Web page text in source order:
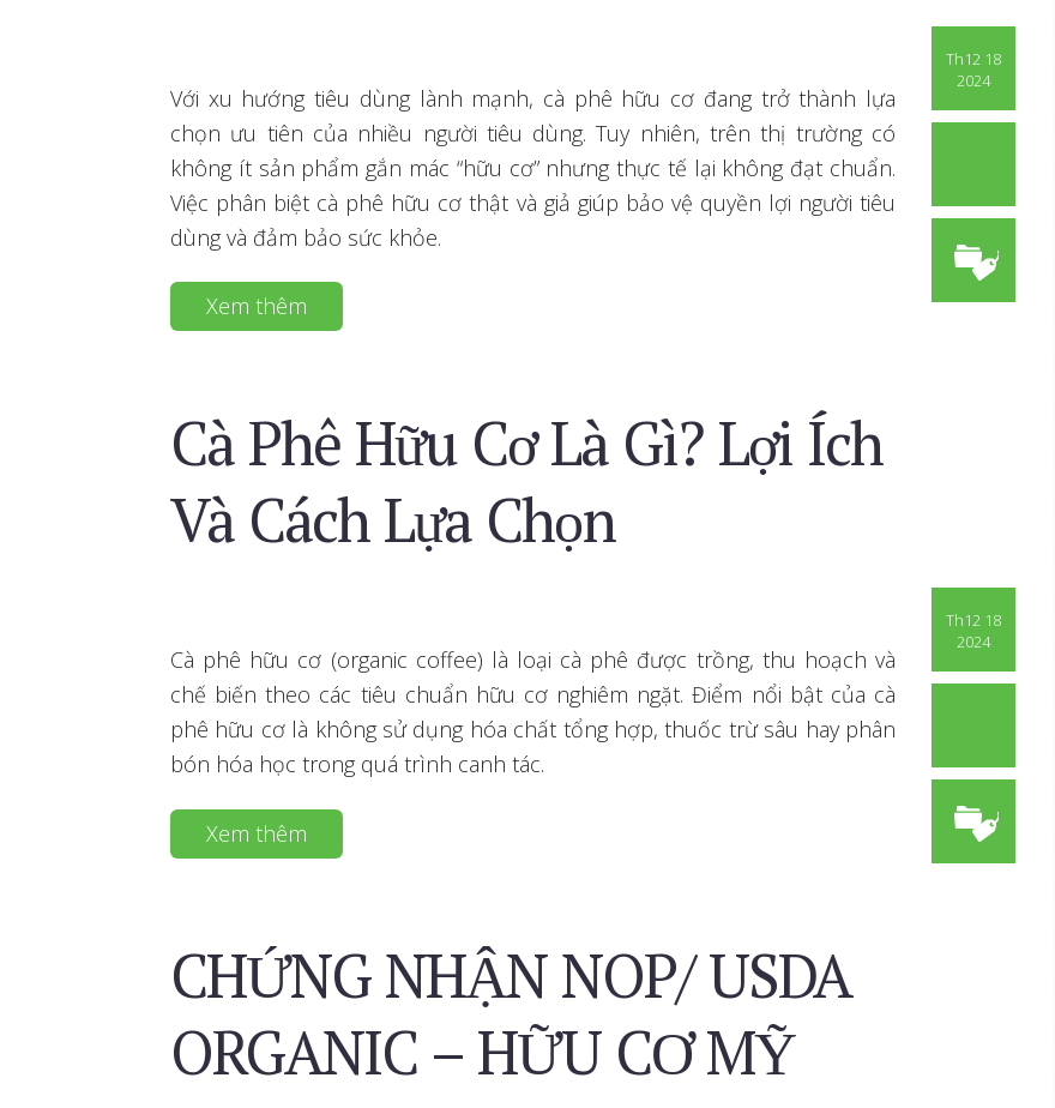
Th12 18
2024
Với xu hướng tiêu dùng lành mạnh, cà phê hữu cơ đang trở thành lựa
chọn ưu tiên của nhiều người tiêu dùng. Tuy nhiên, trên thị trường có
không ít sản phẩm gắn mác “hữu cơ” nhưng thực tế lại không đạt chuẩn.
Việc phân biệt cà phê hữu cơ thật và giả giúp bảo vệ quyền lợi người tiêu
dùng và đảm bảo sức khỏe.
Xem thêm
Cà Phê Hữu Cơ Là Gì? Lợi Ích
Và Cách Lựa Chọn
Th12 18
2024
Cà phê hữu cơ (organic coffee) là loại cà phê được trồng, thu hoạch và
chế biến theo các tiêu chuẩn hữu cơ nghiêm ngặt. Điểm nổi bật của cà
phê hữu cơ là không sử dụng hóa chất tổng hợp, thuốc trừ sâu hay phân
bón hóa học trong quá trình canh tác.
Xem thêm
CHỨNG NHẬN NOP/ USDA
ORGANIC – HỮU CƠ MỸ